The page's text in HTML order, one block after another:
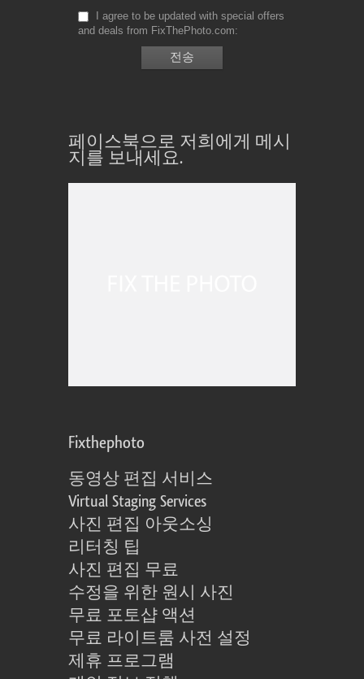
I agree to be updated with special offers
and deals from FixThePhoto.com
페이스북으로 저희에게 메시
지를 보내세요.
Fixthephoto
동영상 편집 서비스
Virtual Staging Services
사진 편집 아웃소싱
리터칭 팁
사진 편집 무료
수정을 위한 원시 사진
무료 포토샵 액션
무료 라이트룸 사전 설정
제휴 프로그램